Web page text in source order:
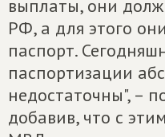
выплаты, они
РФ, а для этого
паспорт.
паспортизации
недостаточны", –
добавив, что с